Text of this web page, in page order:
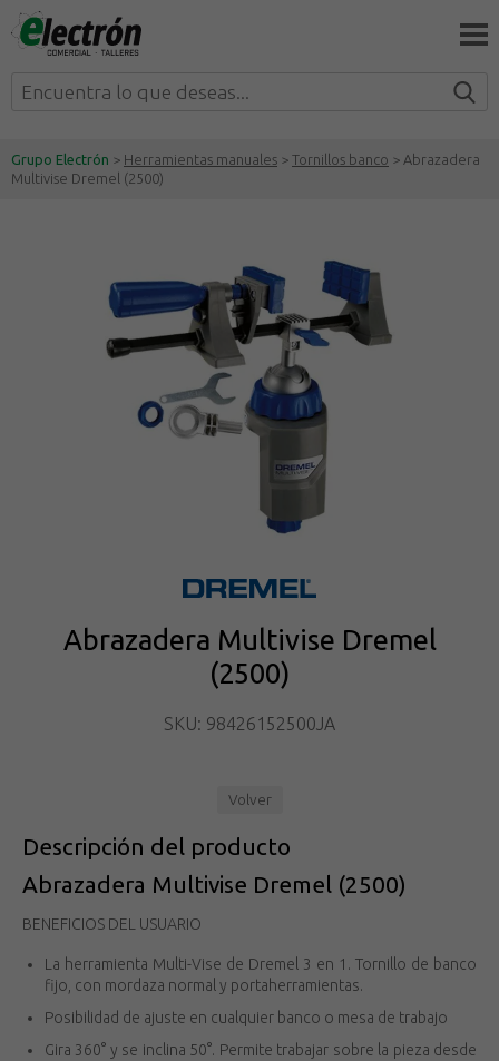
Grupo Electrón > Herramientas manuales > Tornillos banco > Abrazadera
Multivise Dremel (2500)
Abrazadera Multivise Dremel
(2500)
SKU: 98426152500JA
Volver
Descripción del producto
Abrazadera Multivise Dremel (2500)
BENEFICIOS DEL USUARIO
La herramienta Multi-Vise de Dremel 3 en 1. Tornillo de banco
fijo, con mordaza normal y portaherramientas.
Posibilidad de ajuste en cualquier banco o mesa de trabajo
Gira 360° y se inclina 50°. Permite trabajar sobre la pieza desde